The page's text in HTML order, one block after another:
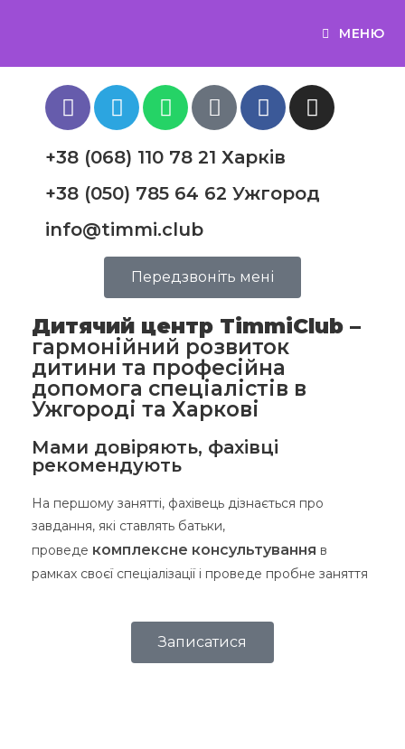
МЕНЮ
+38 (068) 110 78 21 Харків
+38 (050) 785 64 62 Ужгород
info@timmi.club
Передзвоніть мені
Дитячий центр TimmiClub –
гармонійний розвиток
дитини та професійна
допомога спеціалістів в
Ужгороді та Харкові
Мами довіряють, фахівці
рекомендують
На першому занятті, фахівець дізнається про
завдання, які ставлять батьки,
проведе комплексне консультування в
рамках своєї спеціалізації і проведе пробне заняття
Записатися